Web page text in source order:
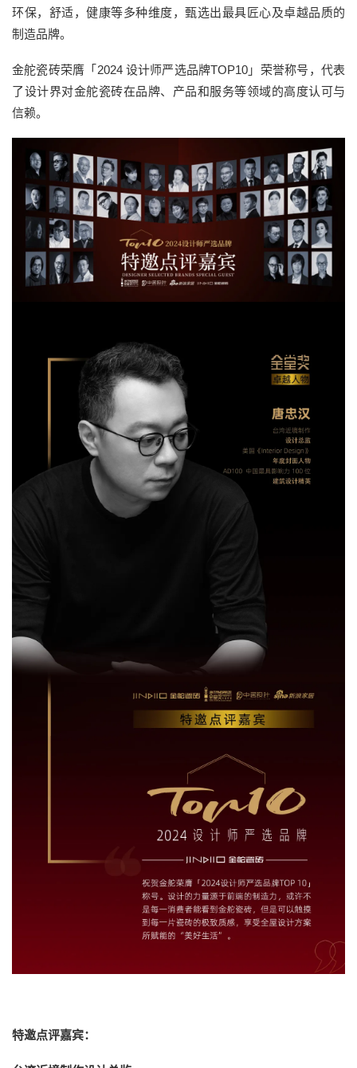
环保，舒适，健康等多种维度，甄选出最具匠心及卓越品质的
制造品牌。
金舵瓷砖荣膺「2024 设计师严选品牌TOP10」荣誉称号，代表
了设计界对金舵瓷砖在品牌、产品和服务等领域的高度认可与
信赖。
特邀点评嘉宾：